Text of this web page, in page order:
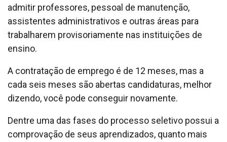
admitir professores, pessoal de manutenção,
assistentes administrativos e outras áreas para
trabalharem provisoriamente nas instituições de
ensino.
A contratação de emprego é de 12 meses, mas a
cada seis meses são abertas candidaturas, melhor
dizendo, você pode conseguir novamente.
Dentre uma das fases do processo seletivo possui a
comprovação de seus aprendizados, quanto mais